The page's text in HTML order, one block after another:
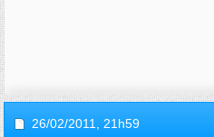
26/02/2011, 21h59